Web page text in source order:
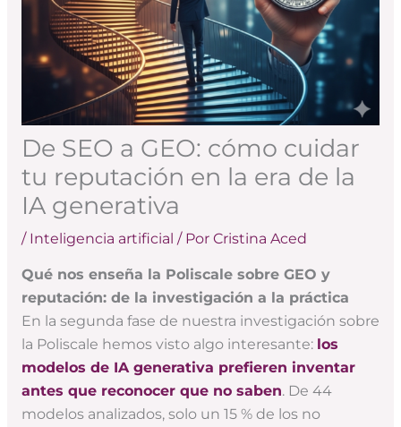
De SEO a GEO: cómo cuidar
tu reputación en la era de la
IA generativa
/ Inteligencia artificial / Por Cristina Aced
Qué nos enseña la Poliscale sobre GEO y
reputación: de la investigación a la práctica
En la segunda fase de nuestra investigación sobre
la Poliscale hemos visto algo interesante: los
modelos de IA generativa prefieren inventar
antes que reconocer que no saben. De 44
modelos analizados, solo un 15 % de los no